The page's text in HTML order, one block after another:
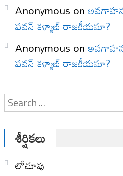
Anonymous on
పవన్ కళ్యాణ్ రాజకీయమా?
Anonymous on
పవన్ కళ్యాణ్ రాజకీయమా?
శీర్షికలు
లోచూపు